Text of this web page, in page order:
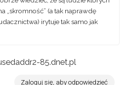
„skromność” (a tak naprawdę
irytuje tak samo jak
85.dnet.pl
Zaloguj się, aby odpowiedzieć